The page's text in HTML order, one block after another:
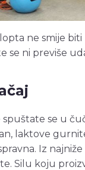
ne smije
se ni previše
se u
laktove
Iz
Silu koju